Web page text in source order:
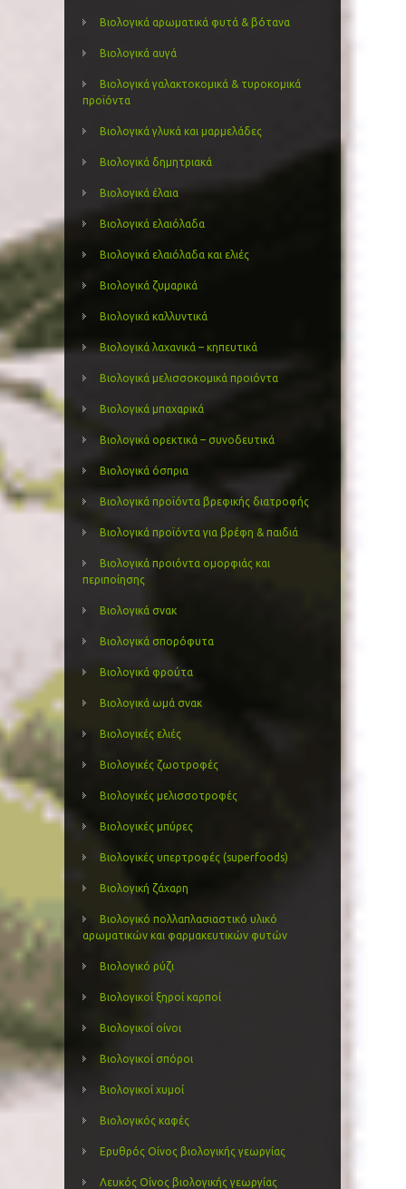
Βιολογικά αρωματικά φυτά & βότανα
Βιολογικά αυγά
Βιολογικά γαλακτοκομικά & τυροκομικά
προϊόντα
Βιολογικά γλυκά και μαρμελάδες
Βιολογικά δημητριακά
Βιολογικά έλαια
Βιολογικά ελαιόλαδα
Βιολογικά ελαιόλαδα και ελιές
Βιολογικά ζυμαρικά
Βιολογικά καλλυντικά
Βιολογικά λαχανικά – κηπευτικά
Βιολογικά μελισσοκομικά προιόντα
Βιολογικά μπαχαρικά
Βιολογικά ορεκτικά – συνοδευτικά
Βιολογικά όσπρια
Βιολογικά προϊόντα βρεφικής διατροφής
Βιολογικά προϊόντα για βρέφη & παιδιά
Βιολογικά προιόντα ομορφιάς και
περιποίησης
Βιολογικά σνακ
Βιολογικά σπορόφυτα
Βιολογικά φρούτα
Βιολογικά ωμά σνακ
Βιολογικές ελιές
Βιολογικές ζωοτροφές
Βιολογικές μελισσοτροφές
Βιολογικές μπύρες
Βιολογικές υπερτροφές (superfoods)
Βιολογική ζάχαρη
Βιολογικό πολλαπλασιαστικό υλικό
αρωματικών και φαρμακευτικών φυτών
Βιολογικό ρύζι
Βιολογικοί ξηροί καρποί
Βιολογικοί οίνοι
Βιολογικοί σπόροι
Βιολογικοί χυμοί
Βιολογικός καφές
Ερυθρός Οίνος βιολογικής γεωργίας
Λευκός Οίνος βιολογικής γεωργίας